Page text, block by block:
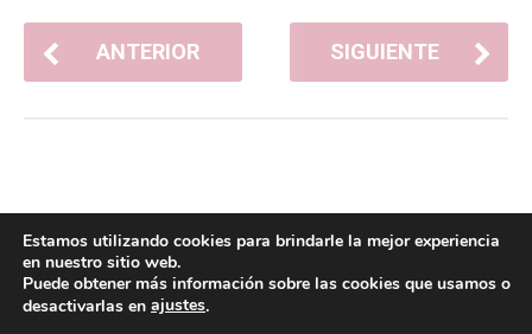
ANTERIOR SIGUIENTE
POLÍTICA DE COOKIES POLÍTICA DE PRIVACIDAD
Estamos utilizando cookies para brindarle la mejor experiencia
en nuestro sitio web.
Puede obtener más información sobre las cookies que usamos o
desactivarlas en ajustes.